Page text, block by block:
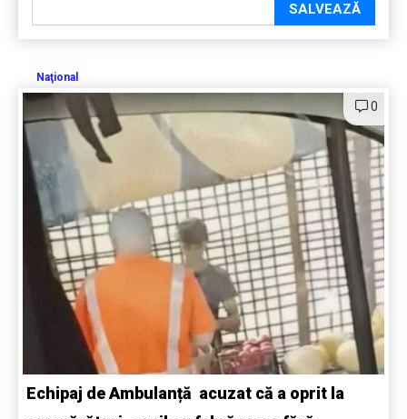
SALVEAZĂ
Naţional
0
Echipaj de Ambulanță acuzat că a oprit la